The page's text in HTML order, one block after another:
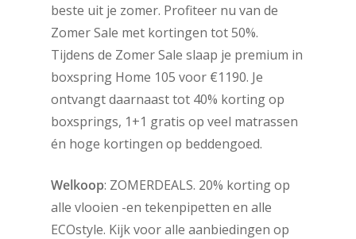
beste uit je zomer. Profiteer nu van de
Zomer Sale met kortingen tot 50%.
Tijdens de Zomer Sale slaap je premium in
boxspring Home 105 voor €1190. Je
ontvangt daarnaast tot 40% korting op
boxsprings, 1+1 gratis op veel matrassen
én hoge kortingen op beddengoed.
Welkoop: ZOMERDEALS. 20% korting op
alle vlooien -en tekenpipetten en alle
ECOstyle. Kijk voor alle aanbiedingen op